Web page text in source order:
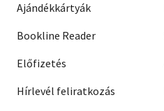
Ajándékkártyák
Bookline Reader
Előfizetés
Hírlevél feliratkozás